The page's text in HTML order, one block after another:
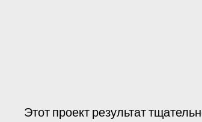
Этот проект результат